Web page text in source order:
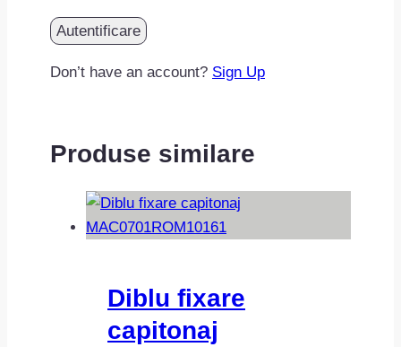
Don’t have an account? Sign Up
Produse similare
Diblu fixare
capitonaj